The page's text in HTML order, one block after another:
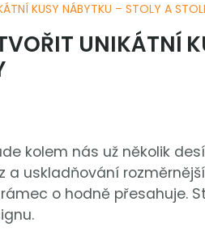
KUSY NÁBYTKU – STOLY A
UNIKÁTNÍ
kolem nás už několik
a uskladňování
o hodně přesahuje.